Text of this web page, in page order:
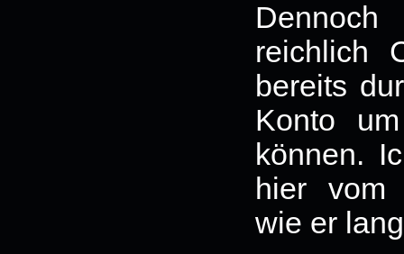
reichlich
bereits
Konto
können.
hier vom
wie er